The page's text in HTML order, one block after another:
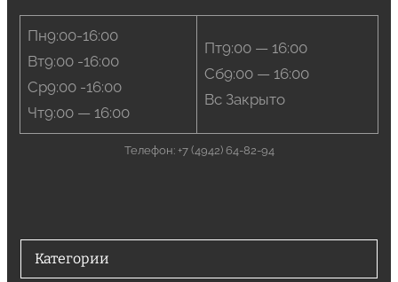
Пн9:00-16:00
Вт9:00 -16:00
Ср9:00 -16:00
Чт9:00 — 16:00
Пт9:00 — 16:00
Сб9:00 — 16:00
Вс Закрыто
Телефон: +7 (4942) 64-82-94
Категории